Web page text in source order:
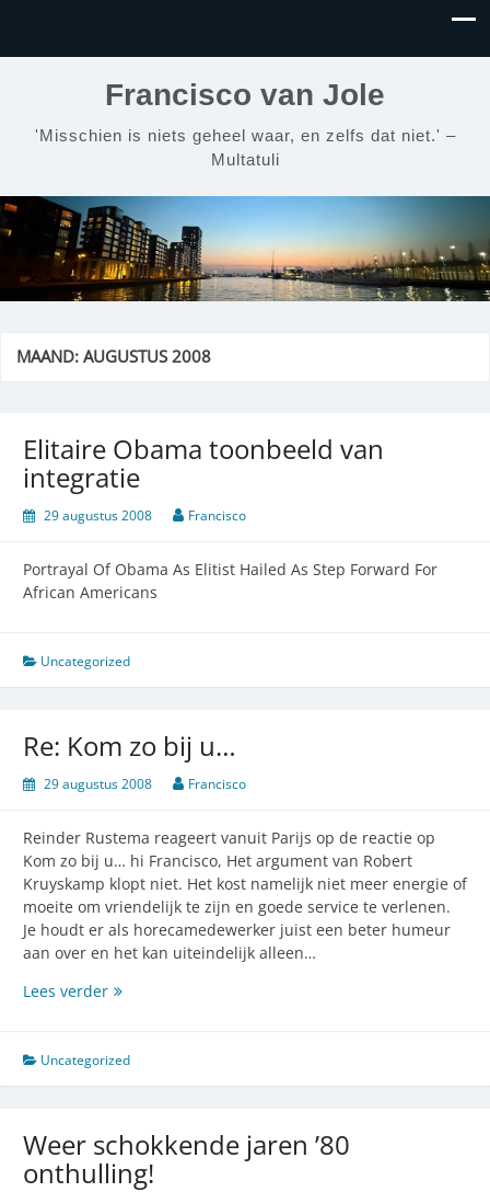
Francisco van Jole
'Misschien is niets geheel waar, en zelfs dat niet.' –
Multatuli
MAAND:AUGUSTUS 2008
Elitaire Obama toonbeeld van
integratie
29 augustus 2008 Francisco
Portrayal Of Obama As Elitist Hailed As Step Forward For
African Americans
Uncategorized
Re: Kom zo bij u…
29 augustus 2008 Francisco
Reinder Rustema reageert vanuit Parijs op de reactie op
Kom zo bij u… hi Francisco, Het argument van Robert
Kruyskamp klopt niet. Het kost namelijk niet meer energie of
moeite om vriendelijk te zijn en goede service te verlenen.
Je houdt er als horecamedewerker juist een beter humeur
aan over en het kan uiteindelijk alleen…
Lees verderRe:
bij
u…
Uncategorized
Weer schokkende jaren ’80
onthulling!